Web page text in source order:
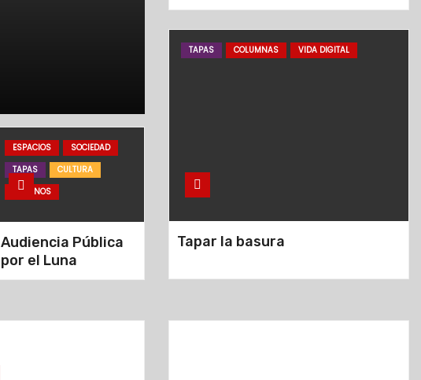
Bomberos:
ESPACIOS
SOCIEDAD
TAPAS
CULTURA
URBANOS
Audiencia Pública
por el Luna
TAPAS COLUMNAS VIDA DIGITAL
Tapar la basura